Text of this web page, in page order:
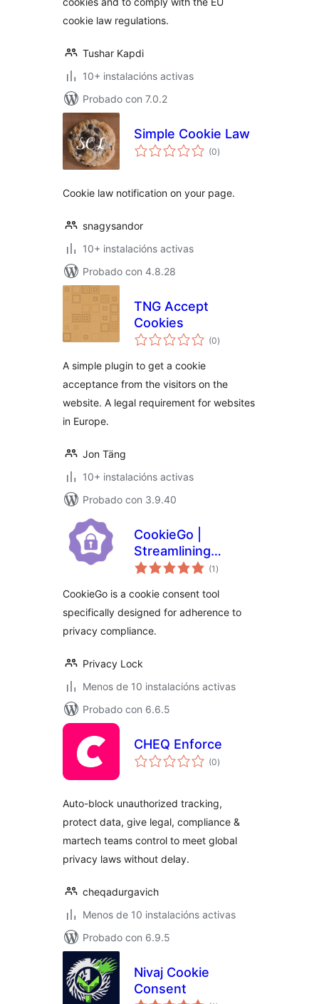
cookie law regulations.
Tushar Kapdi
10+ instalacións activas
Probado con 7.0.2
Simple Cookie Law
(0valoracións
totais
)
Cookie law notification on your page.
snagysandor
10+ instalacións activas
Probado con 4.8.28
TNG Accept
Cookies
(0valoracións
totais
)
A simple plugin to get a cookie
acceptance from the visitors on the
website. A legal requirement for websites
in Europe.
Jon Täng
10+ instalacións activas
Probado con 3.9.40
CookieGo |
Streamlining
Cookie Compliance
(1 valoracións
totais
)
CookieGo is a cookie consent tool
specifically designed for adherence to
privacy compliance.
Privacy Lock
Menos de 10 instalacións activas
Probado con 6.6.5
CHEQ Enforce
(0valoracións
totais
)
Auto-block unauthorized tracking,
protect data, give legal, compliance &
martech teams control to meet global
privacy laws without delay.
cheqadurgavich
Menos de 10 instalacións activas
Probado con 6.9.5
Nivaj Cookie
Consent
valoracións